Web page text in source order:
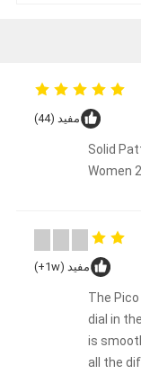
مفيد (44)
Solid
Women
مفيد (1w+)
"The
dial in
is
all the